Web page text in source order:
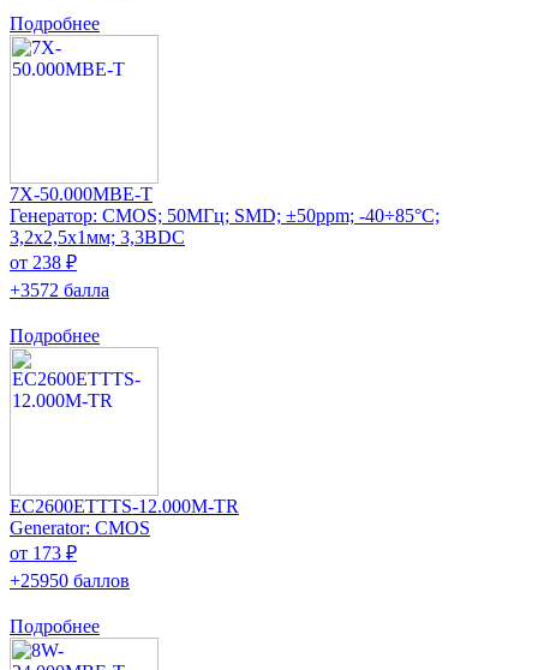
Подробнее
7X-50.000MBE-T
Генератор: CMOS; 50МГц; SMD; ±50ppm; -40÷85°C;
3,2x2,5x1мм; 3,3ВDC
от 238 ₽
+3572 балла
Подробнее
EC2600ETTTS-12.000M-TR
Generator: CMOS
от 173 ₽
+25950 баллов
Подробнее